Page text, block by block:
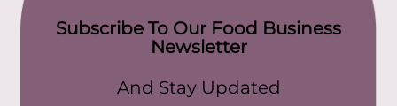
Subscribe To Our Food Business
Newsletter
And Stay Updated